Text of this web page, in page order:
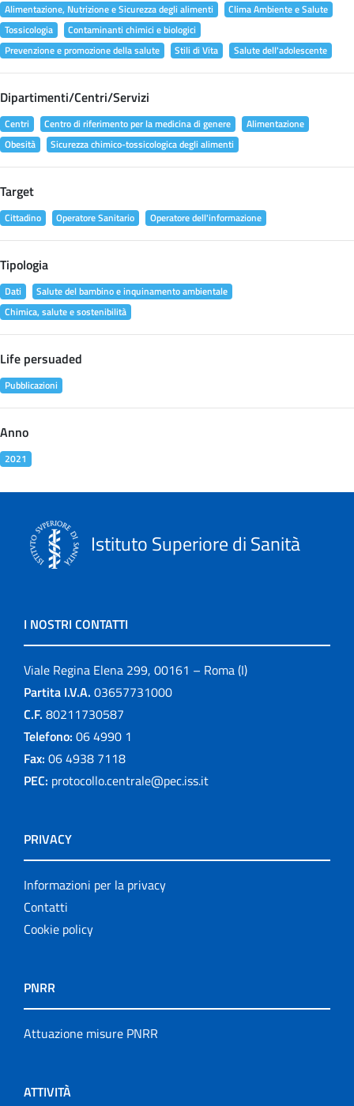
Alimentazione, Nutrizione e Sicurezza degli alimenti
Clima Ambiente e Salute
Tossicologia
Contaminanti chimici e biologici
Prevenzione e promozione della salute
Stili di Vita Salute dell'adolescente
Dipartimenti/Centri/Servizi
Centri Centro di riferimento per la medicina di genere
Alimentazione
Obesità
Sicurezza chimico-tossicologica degli alimenti
Target
Cittadino Operatore Sanitario Operatore dell'informazione
Tipologia
Dati
Salute del bambino e inquinamento ambientale
Chimica, salute e sostenibilità
Life persuaded
Pubblicazioni
Anno
2021
Istituto Superiore di Sanità
I NOSTRI CONTATTI
Viale Regina Elena 299, 00161 – Roma (I)
Partita I.V.A. 03657731000
C.F. 80211730587
Telefono: 06 4990 1
Fax: 06 4938 7118
PEC: protocollo.centrale@pec.iss.it
PRIVACY
Informazioni per la privacy
Contatti
Cookie policy
PNRR
Attuazione misure PNRR
ATTIVITÀ